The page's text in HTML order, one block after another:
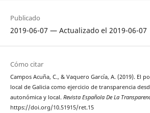
Publicado
2019-06-07 — Actualizado el 2019-06-07
Cómo citar
Campos Acuña, C., & Vaquero García, A. (2019). El
local de Galicia como ejercicio de transparencia
autonómica y local. Revista Española De La
https://doi.org/10.51915/ret.15